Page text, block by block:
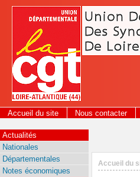
Panneau de gestion des cookies
Accueil du site Nous contacter
Accueil du
Actualités
Nationales
Départementales
Notes économiques